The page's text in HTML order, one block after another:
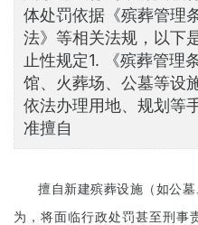
体处罚依据《殡葬管理
法》等相关法规，以下
止性规定1. 《殡葬管理
馆、火葬场、公墓等设
依法办理用地、规划等
准擅自
擅自新建殡葬设施（如公墓
为，将面临行政处罚甚至刑事